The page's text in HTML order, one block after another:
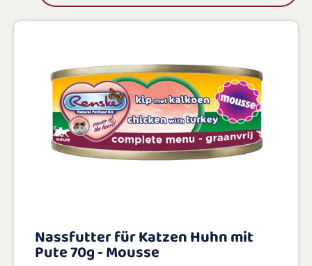
Nassfutter für Katzen Huhn mit
Pute 70g - Mousse